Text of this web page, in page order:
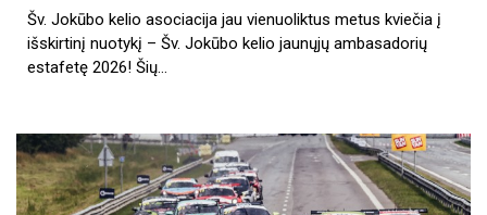
Šv. Jokūbo kelio asociacija jau vienuoliktus metus kviečia į
išskirtinį nuotykį – Šv. Jokūbo kelio jaunųjų ambasadorių
estafetę 2026! Šių…